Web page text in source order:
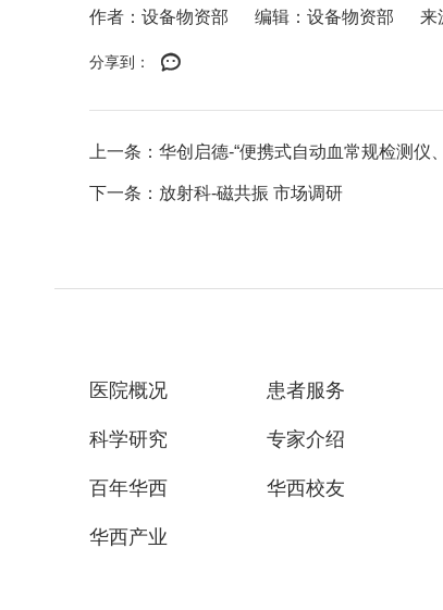
作者：设备物资部 编辑：设备物资部 来
分享到：
上一条：华创启德-“便携式自动血常规检测
下一条：放射科-磁共振 市场调研
医院概况 患者服务
科学研究 专家介绍
百年华西 华西校友
华西产业